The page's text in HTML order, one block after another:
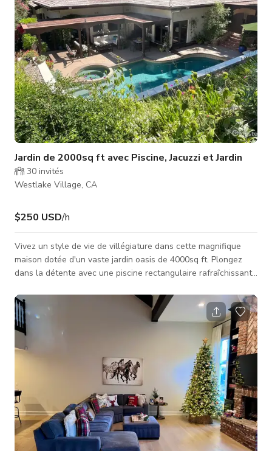
Jardin de 2000sq ft avec Piscine, Jacuzzi et Jardin
30 invités
Westlake Village, CA
$250 USD/h
Vivez un style de vie de villégiature dans cette magnifique
maison dotée d'un vaste jardin oasis de 4000sq ft. Plongez
dans la détente avec une piscine rectangulaire rafraîchissante
luxuriante entoure un jardin soigneusement entretenu, parfait
pour des promenades tranquilles. Profitez du soleil sur la
grande terrasse ou rassemblez-vous avec vos proches dans le
salon confortable pour des moments inoubliables. Votre
paradis privé vous